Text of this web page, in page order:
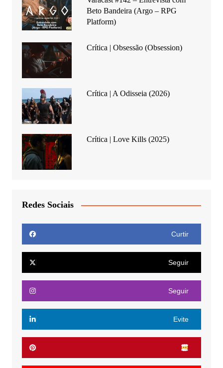
Beto Bandeira (Argo – RPG
Platform)
Crítica | Obsessão (Obsession)
Crítica | A Odisseia (2026)
Crítica | Love Kills (2025)
Redes Sociais
Curtir
Seguir
Seguir
Evite